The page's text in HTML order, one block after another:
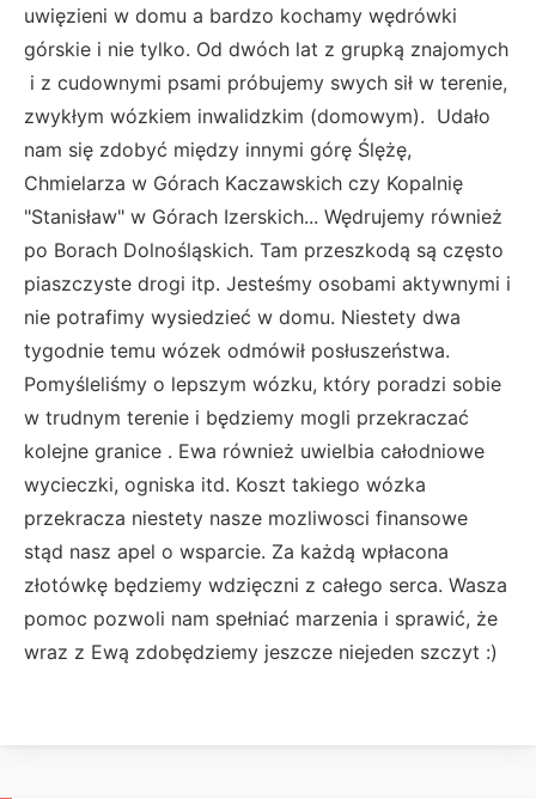
uwięzieni w domu a bardzo kochamy wędrówki
górskie i nie tylko. Od dwóch lat z grupką znajomych
i z cudownymi psami próbujemy swych sił w terenie,
zwykłym wózkiem inwalidzkim (domowym). Udało
nam się zdobyć między innymi górę Ślężę,
Chmielarza w Górach Kaczawskich czy Kopalnię
"Stanisław" w Górach Izerskich... Wędrujemy również
po Borach Dolnośląskich. Tam przeszkodą są często
piaszczyste drogi itp. Jesteśmy osobami aktywnymi i
nie potrafimy wysiedzieć w domu. Niestety dwa
tygodnie temu wózek odmówił posłuszeństwa.
Pomyśleliśmy o lepszym wózku, który poradzi sobie
w trudnym terenie i będziemy mogli przekraczać
kolejne granice . Ewa również uwielbia całodniowe
wycieczki, ogniska itd. Koszt takiego wózka
przekracza niestety nasze mozliwosci finansowe
stąd nasz apel o wsparcie. Za każdą wpłacona
złotówkę będziemy wdzięczni z całego serca. Wasza
pomoc pozwoli nam spełniać marzenia i sprawić, że
wraz z Ewą zdobędziemy jeszcze niejeden szczyt :)